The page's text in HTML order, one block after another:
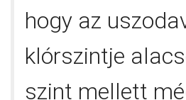
hogy az
klórszintje
szint mellett